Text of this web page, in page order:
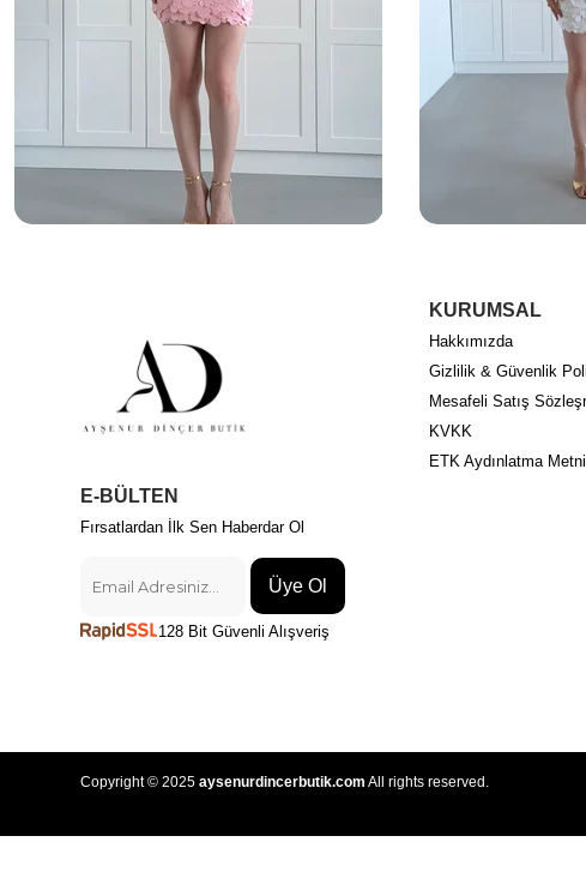
E-BÜLTEN
Fırsatlardan İlk Sen Haberdar Ol
Üye Ol
128 Bit Güvenli Alışveriş
KURUMSAL
Hakkımızda
Gizlilik & Güvenlik
Mesafeli Satış
KVKK
ETK Aydınlatma Metni
Copyright © 2025aysenurdincerbutik.com All rights reserved.